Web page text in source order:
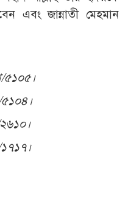
এবং জান্নাতী মেহমান
৫১০৫।
৫১০৪।